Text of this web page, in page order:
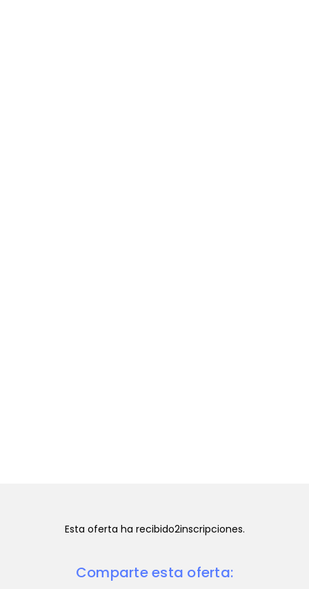
Esta oferta ha recibido2inscripciones.
Comparte esta oferta: